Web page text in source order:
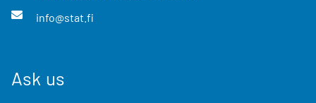
info@stat.fi
Ask us